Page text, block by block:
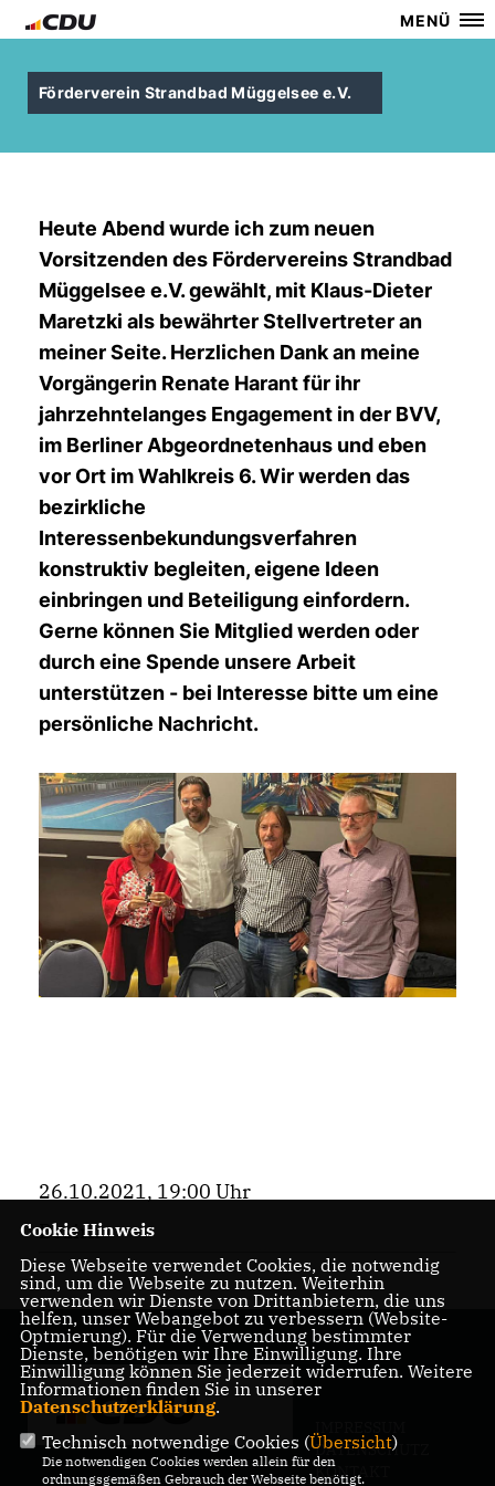
MENÜ
Förderverein Strandbad Müggelsee e.V.
Heute Abend wurde ich zum neuen
Vorsitzenden des Fördervereins Strandbad
Müggelsee e.V. gewählt, mit Klaus-Dieter
Maretzki als bewährter Stellvertreter an
meiner Seite. Herzlichen Dank an meine
Vorgängerin Renate Harant für ihr
jahrzehntelanges Engagement in der BVV,
im Berliner Abgeordnetenhaus und eben
vor Ort im Wahlkreis 6. Wir werden das
bezirkliche
Interessenbekundungsverfahren
konstruktiv begleiten, eigene Ideen
einbringen und Beteiligung einfordern.
Gerne können Sie Mitglied werden oder
durch eine Spende unsere Arbeit
unterstützen - bei Interesse bitte um eine
persönliche Nachricht.
26.10.2021, 19:00 Uhr
Bezirk
DATENSCHUTZ
KONTAKT
Cookie Hinweis
Diese Webseite verwendet Cookies, die notwendig
sind, um die Webseite zu nutzen. Weiterhin
verwenden wir Dienste von Drittanbietern, die uns
helfen, unser Webangebot zu verbessern (Website-
Optmierung). Für die Verwendung bestimmter
Dienste, benötigen wir Ihre Einwilligung. Ihre
Einwilligung können Sie jederzeit widerrufen. Weitere
Informationen finden Sie in unserer
Datenschutzerklärung.
Technisch notwendige Cookies (Übersicht)
Die notwendigen Cookies werden allein für den
ordnungsgemäßen Gebrauch der Webseite benötigt.